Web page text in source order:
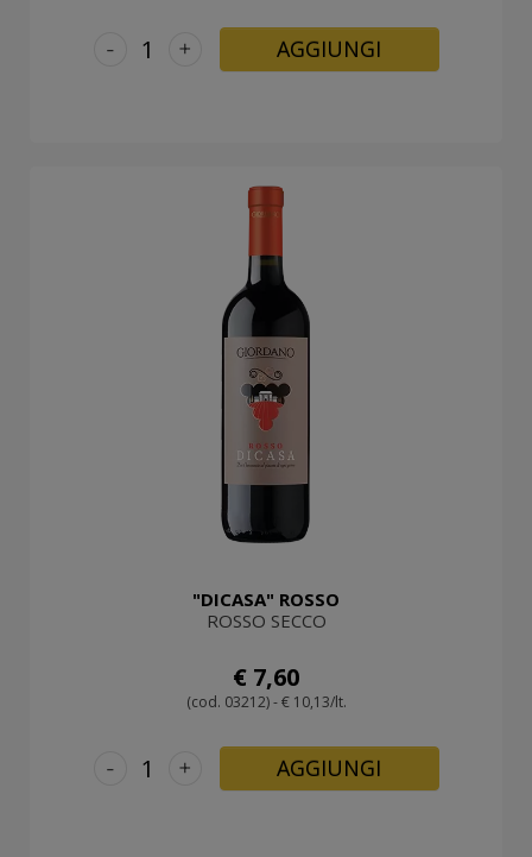
+
- AGGIUNGI
"DICASA" ROSSO
ROSSO SECCO
€ 7,60
(cod. 03212) - € 10,13/lt.
+
- AGGIUNGI